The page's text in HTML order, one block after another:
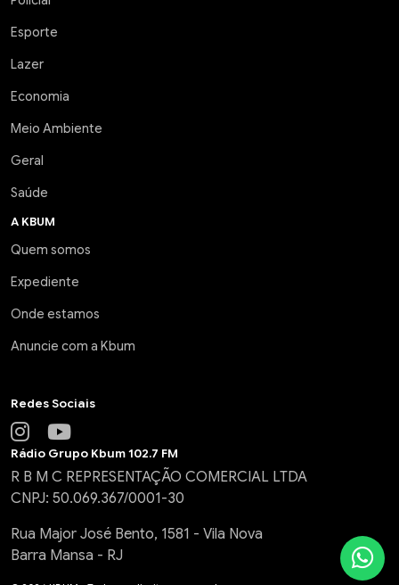
Esporte
Lazer
Economia
Meio Ambiente
Geral
Saúde
A KBUM
Quem somos
Expediente
Onde estamos
Anuncie com a Kbum
Redes Sociais
Rádio Grupo Kbum 102.7 FM
R B M C REPRESENTAÇÃO COMERCIAL LTDA
CNPJ: 50.069.367/0001-30
Rua Major José Bento, 1581 - Vila Nova
Barra Mansa - RJ